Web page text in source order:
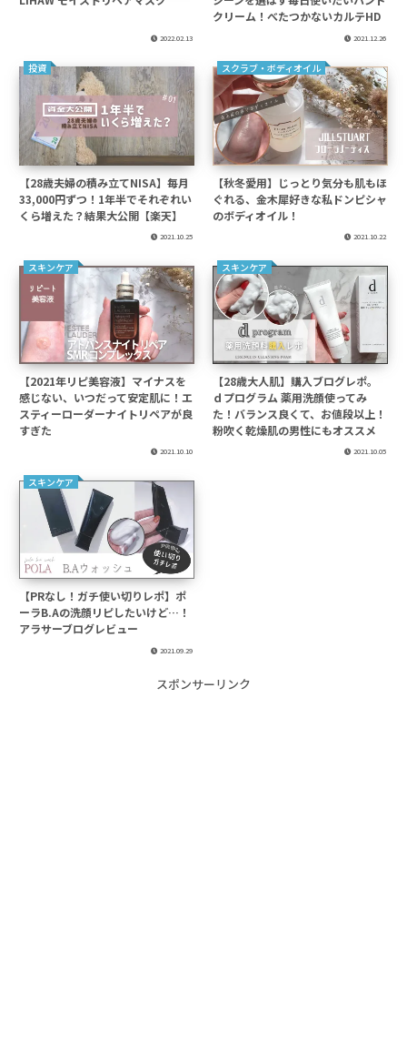
2022.02.13
クリーム！べたつかないカルテHD
2021.12.26
投資
【28歳夫婦の積み立てNISA】毎月
33,000円ずつ！1年半でそれぞれい
くら増えた？結果大公開【楽天】
2021.10.25
スクラブ・ボディオイル
【秋冬愛用】じっとり気分も肌もほ
ぐれる、金木犀好きな私ドンピシャ
のボディオイル！
2021.10.22
スキンケア
【2021年リピ美容液】マイナスを
感じない、いつだって安定肌に！エ
スティーローダーナイトリペアが良
すぎた
2021.10.10
スキンケア
【28歳大人肌】購入ブログレポ。
ｄプログラム 薬用洗顔使ってみ
た！バランス良くて、お値段以上！
粉吹く乾燥肌の男性にもオススメ
2021.10.05
スキンケア
【PRなし！ガチ使い切りレポ】ポ
ーラB.Aの洗顔リピしたいけど…！
アラサーブログレビュー
2021.09.29
スポンサーリンク